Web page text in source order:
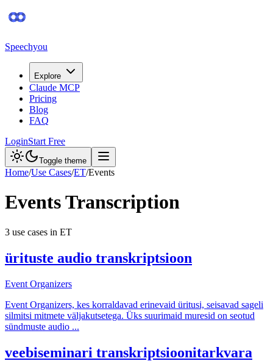
Speechyou
Explore
Claude MCP
Pricing
Blog
FAQ
LoginStart Free
Toggle theme
Home/Use Cases/ET/Events
EventsTranscription
3 use cases in ET
ürituste audio transkriptsioon
Event Organizers
Event Organizers, kes korraldavad erinevaid üritusi, seisavad sageli
silmitsi mitmete väljakutsetega. Üks suurimaid muresid on seotud
sündmuste audio ...
veebiseminari transkriptsioonitarkvara